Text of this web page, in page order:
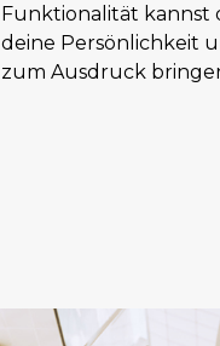
Funktionalität kannst
deine Persönlichkeit
zum Ausdruck